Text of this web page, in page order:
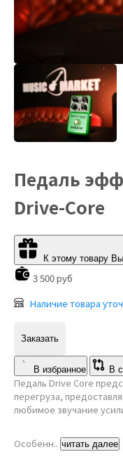
Педаль
Drive-Core
К этому товару
3 500 руб
Наличие товара
Заказать
В избранное В
Педаль Drive Core
перегруза,
любимое звучание
Особенн.. читать далее